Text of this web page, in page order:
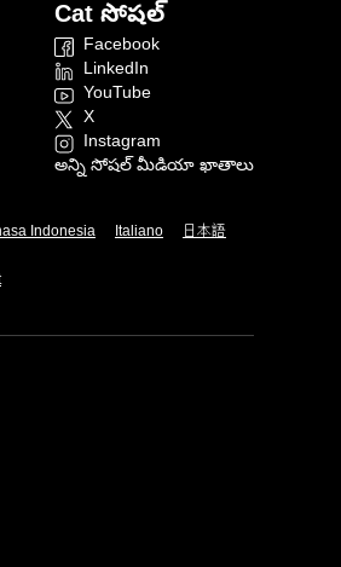
Cat సోషల్
Facebook
LinkedIn
YouTube
X
Instagram
అన్ని సోషల్ మీడియా ఖాతాలు
Indonesia Italiano 日本語